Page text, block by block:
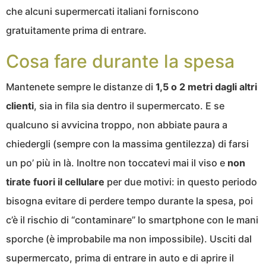
che alcuni supermercati italiani forniscono
gratuitamente prima di entrare.
Cosa fare durante la spesa
Mantenete sempre le distanze di 1,5 o 2 metri dagli altri
clienti, sia in fila sia dentro il supermercato. E se
qualcuno si avvicina troppo, non abbiate paura a
chiedergli (sempre con la massima gentilezza) di farsi
un po’ più in là. Inoltre non toccatevi mai il viso e non
tirate fuori il cellulare per due motivi: in questo periodo
bisogna evitare di perdere tempo durante la spesa, poi
c’è il rischio di “contaminare” lo smartphone con le mani
sporche (è improbabile ma non impossibile). Usciti dal
supermercato, prima di entrare in auto e di aprire il